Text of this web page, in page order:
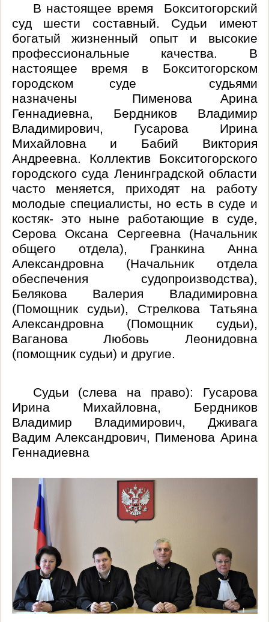
В настоящее время Бокситогорский
суд шести составный. Судьи имеют
богатый жизненный опыт и высокие
профессиональные качества. В
настоящее время в Бокситогорском
городском суде судьями
назначены Пименова Арина
Геннадиевна, Бердников Владимир
Владимирович, Гусарова Ирина
Михайловна и Бабий Виктория
Андреевна. Коллектив Бокситогорского
городского суда Ленинградской области
часто меняется, приходят на работу
молодые специалисты, но есть в суде и
костяк- это ныне работающие в суде,
Серова Оксана Сергеевна (Начальник
общего отдела), Гранкина Анна
Александровна (Начальник отдела
обеспечения судопроизводства),
Белякова Валерия Владимировна
(Помощник судьи), Стрелкова Татьяна
Александровна (Помощник судьи),
Ваганова Любовь Леонидовна
(помощник судьи) и другие.
Судьи (слева на право): Гусарова
Ирина Михайловна, Бердников
Владимир Владимирович, Дживага
Вадим Александрович, Пименова Арина
Геннадиевна